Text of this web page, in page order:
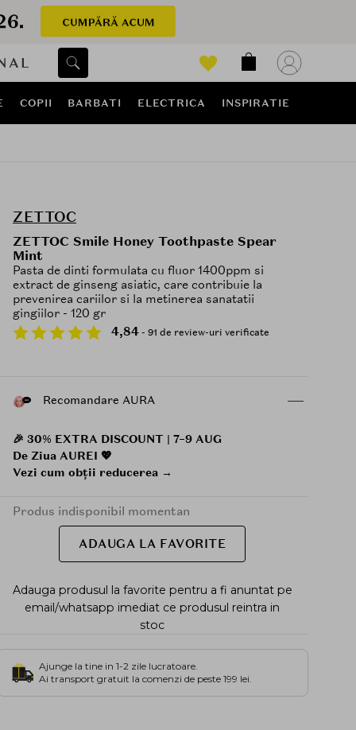
COPII BARBATI ELECTRICA INSPIRATIE
ZETTOC
ZETTOC Smile Honey Toothpaste Spear
Mint
Pasta de dinti formulata cu fluor 1400ppm si
extract de ginseng asiatic, care contribuie la
prevenirea cariilor si la metinerea sanatatii
gingiilor - 120 gr
4,84 - 91 de review-uri verificate
Recomandare AURA
🎉 30% EXTRA DISCOUNT | 7–9 AUG
De Ziua AUREI 💖
Vezi cum obții reducerea →
Produs indisponibil momentan
ADAUGA LA FAVORITE
Adauga produsul la favorite pentru a fi anuntat pe
email/whatsapp imediat ce produsul reintra in
stoc
Ajunge la tine in 1-2 zile lucratoare.
Ai transport gratuit la comenzi de peste 199 lei.